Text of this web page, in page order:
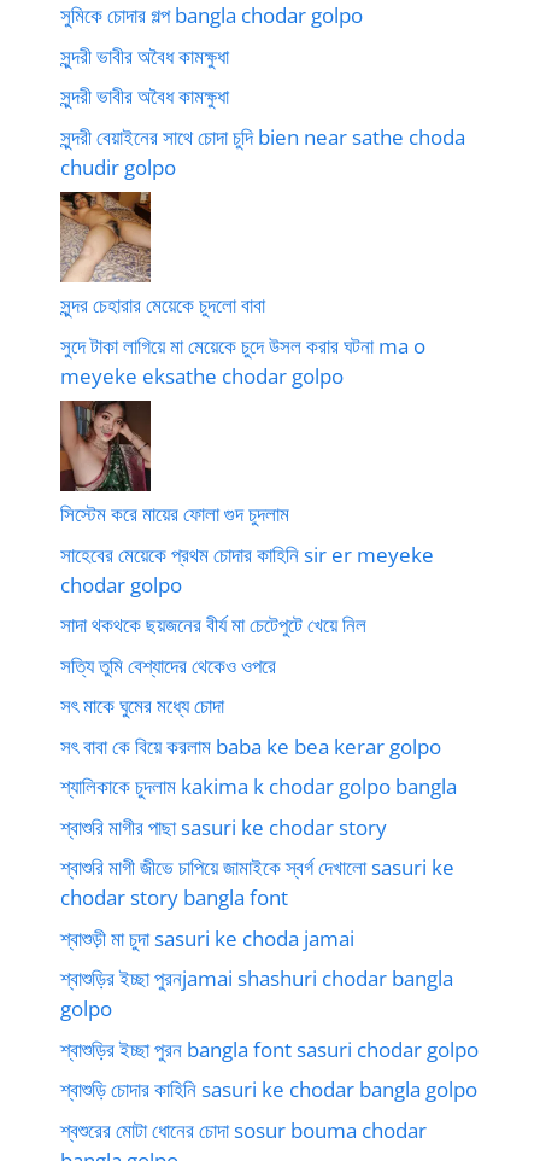
সুমিকে চোদার গল্প bangla chodar golpo
সুন্দরী ভাবীর অবৈধ কামক্ষুধা
সুন্দরী ভাবীর অবৈধ কামক্ষুধা
সুন্দরী বেয়াইনের সাথে চোদা চুদি bien near sathe choda
chudir golpo
সুন্দর চেহারার মেয়েকে চুদলো বাবা
সুদে টাকা লাগিয়ে মা মেয়েকে চুদে উসল করার ঘটনা ma o
meyeke eksathe chodar golpo
সিস্টেম করে মায়ের ফোলা গুদ চুদলাম
সাহেবের মেয়েকে প্রথম চোদার কাহিনি sir er meyeke
chodar golpo
সাদা থকথকে ছয়জনের বীর্য মা চেটেপুটে খেয়ে নিল
সত্যি তুমি বেশ্যাদের থেকেও ওপরে
সৎ মাকে ঘুমের মধ্যে চোদা
সৎ বাবা কে বিয়ে করলাম baba ke bea kerar golpo
শ্যালিকাকে চুদলাম kakima k chodar golpo bangla
শ্বাশুরি মাগীর পাছা sasuri ke chodar story
শ্বাশুরি মাগী জীভে চাপিয়ে জামাইকে স্বর্গ দেখালো sasuri ke
chodar story bangla font
শ্বাশুড়ী মা চুদা sasuri ke choda jamai
শ্বাশুড়ির ইচ্ছা পুরনjamai shashuri chodar bangla
golpo
শ্বাশুড়ির ইচ্ছা পুরন bangla font sasuri chodar golpo
শ্বাশুড়ি চোদার কাহিনি sasuri ke chodar bangla golpo
শ্বশুরের মোটা ধোনের চোদা sosur bouma chodar